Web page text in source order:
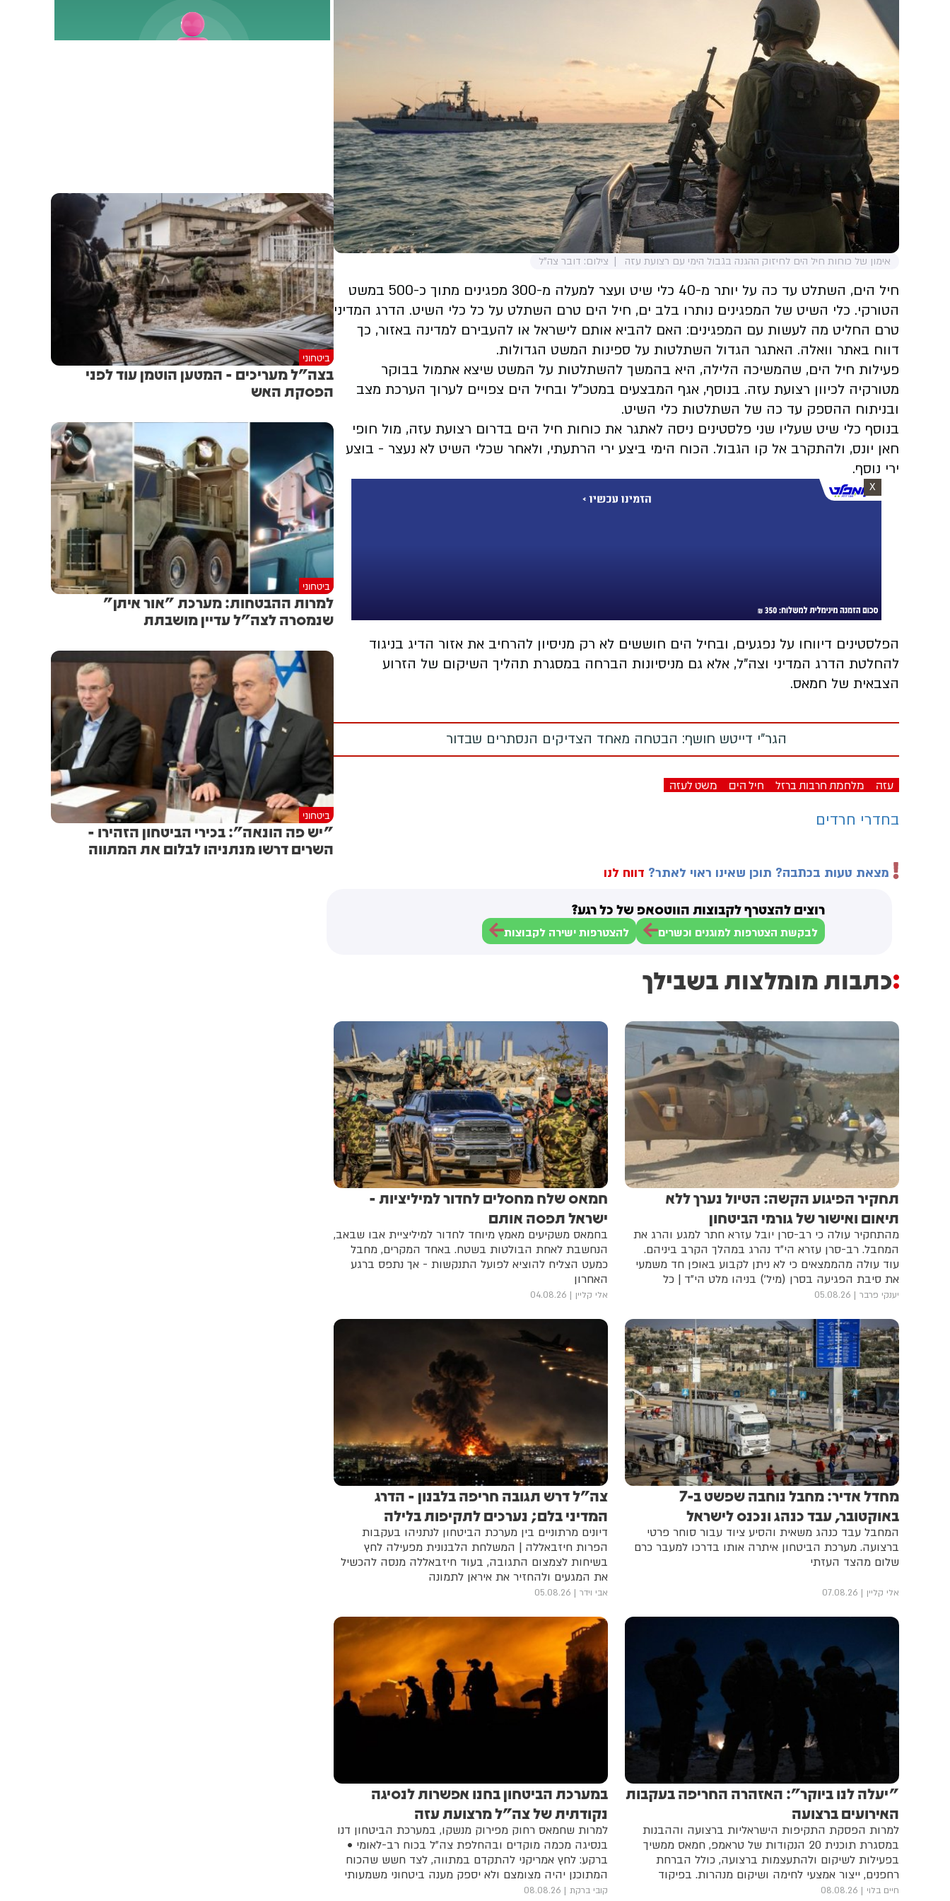
אימון של כוחות חיל הים לחיזוק ההגנה בגבול הימי עם רצועת עזה צילום: דובר צה"ל
חיל הים, השתלט עד כה על יותר מ-40 כלי שיט ועצר למעלה מ-300 מפגינים מתוך כ-500 במשט
הטורקי. כלי השיט של המפגינים נותרו בלב ים, חיל הים טרם השתלט על כל כלי השיט. הדרג המדיני
טרם החליט מה לעשות עם המפגינים: האם להביא אותם לישראל או להעבירם למדינה באזור, כך
דווח באתר וואלה. האתגר הגדול השתלטות על ספינות המשט הגדולות.
פעילות חיל הים, שהמשיכה הלילה, היא בהמשך להשתלטות על המשט שיצא אתמול בבוקר
מטורקיה לכיוון רצועת עזה. בנוסף, אגף המבצעים במטכ"ל ובחיל הים צפויים לערוך הערכת מצב
ובניתוח ההספק עד כה של השתלטות כלי השיט.
בנוסף כלי שיט שעליו שני פלסטינים ניסה לאתגר את כוחות חיל הים בדרום רצועת עזה, מול חופי
חאן יונס, ולהתקרב אל קו הגבול. הכוח הימי ביצע ירי הרתעתי, ולאחר שכלי השיט לא נעצר - בוצע
ירי נוסף.
X
הפלסטינים דיווחו על נפגעים, ובחיל הים חוששים לא רק מניסיון להרחיב את אזור הדיג בניגוד
להחלטת הדרג המדיני וצה"ל, אלא גם מניסיונות הברחה במסגרת תהליך השיקום של הזרוע
הצבאית של חמאס.
הגר"י דייטש חושף: הבטחה מאחד הצדיקים הנסתרים שבדור
עזה מלחמת חרבות ברזל חיל הים משט לעזה
בחדרי חרדים
מצאת טעות בכתבה? תוכן שאינו ראוי לאתר? דווח לנו
רוצים להצטרף לקבוצות הווטסאפ של כל רגע?
לבקשת הצטרפות למוגנים וכשרים להצטרפות ישירה לקבוצות
כתבות מומלצות בשבילך
תחקיר הפיגוע הקשה: הטיול נערך ללא
תיאום ואישור של גורמי הביטחון
מהתחקיר עולה כי רב-סרן יובל עזרא חתר למגע והרג את
המחבל. רב-סרן עזרא הי"ד נהרג במהלך הקרב ביניהם.
עוד עולה מהממצאים כי לא ניתן לקבוע באופן חד משמעי
את סיבת הפגיעה בסרן (מיל') בניהו מלט הי"ד | כל
הפרטים
יענקי פרבר 05.08.26
חמאס שלח מחסלים לחדור למיליציות -
ישראל תפסה אותם
בחמאס משקיעים מאמץ מיוחד לחדור למיליציית אבו שבאב,
הנחשבת לאחת הבולטות בשטח. באחד המקרים, מחבל
כמעט הצליח להוציא לפועל התנקשות - אך נתפס ברגע
האחרון
אלי קליין 04.08.26
מחדל אדיר: מחבל נוחבה שפשט ב-7
באוקטובר, עבד כנהג ונכנס לישראל
המחבל עבד כנהג משאית והסיע ציוד עבור סוחר פרטי
ברצועה. מערכת הביטחון איתרה אותו בדרכו למעבר כרם
שלום מהצד העזתי
אלי קליין 07.08.26
צה"ל דרש תגובה חריפה בלבנון - הדרג
המדיני בלם; נערכים לתקיפות בלילה
דיונים מרתוניים בין מערכת הביטחון לנתניהו בעקבות
הפרות חיזבאללה | המשלחת הלבנונית מפעילה לחץ
בשיחות לצמצום התגובה, בעוד חיזבאללה מנסה להכשיל
את המגעים ולהחזיר את איראן לתמונה
אבי וידר 05.08.26
"יעלה לנו ביוקר": האזהרה החריפה בעקבות
האירועים ברצועה
למרות הפסקת התקיפות הישראליות ברצועה וההבנות
במסגרת תוכנית 20 הנקודות של טראמפ, חמאס ממשיך
בפעילות לשיקום ולהתעצמות ברצועה, כולל הברחת
רחפנים, ייצור אמצעי לחימה ושיקום מנהרות. בפיקוד
הדרום מעבירים דיווחים יומיים למועצת השלום ולאמריקנים
חיים בלוי 08.08.26
במערכת הביטחון בחנו אפשרות לנסיגה
נקודתית של צה"ל מרצועת עזה
למרות שחמאס רחוק מפירוק מנשקו, במערכת הביטחון דנו
בנסיגה מכמה מוקדים ובהחלפת צה"ל בכוח רב-לאומי •
ברקע: לחץ אמריקני להתקדם במתווה, לצד חשש שהכוח
המתוכנן יהיה מצומצם ולא יספק מענה ביטחוני משמעותי
קובי ברקת 08.08.26
ביטחוני
בצה"ל מעריכים - המטען הוטמן עוד לפני
הפסקת האש
ביטחוני
למרות ההבטחות: מערכת "אור איתן"
שנמסרה לצה"ל עדיין מושבתת
ביטחוני
"יש פה הונאה": בכירי הביטחון הזהירו -
השרים דרשו מנתניהו לבלום את המתווה